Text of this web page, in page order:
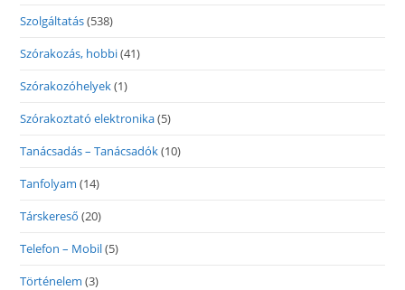
Szolgáltatás(538)
Szórakozás, hobbi(41)
Szórakozóhelyek(1)
Szórakoztató elektronika(5)
Tanácsadás – Tanácsadók(10)
Tanfolyam (14)
Társkereső (20)
Telefon – Mobil(5)
Történelem (3)